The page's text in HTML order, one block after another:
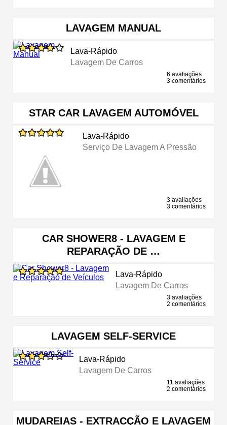
LAVAGEM MANUAL
Lava-Rápido
Lavagem De Carros
6 avaliações
3 comentários
STAR CAR LAVAGEM AUTOMÓVEL
Lava-Rápido
Serviço De Lavagem A Pressão
3 avaliações
3 comentários
CAR SHOWER8 - LAVAGEM E
REPARAÇÃO DE …
Lava-Rápido
Lavagem De Carros
3 avaliações
2 comentários
LAVAGEM SELF-SERVICE
Lava-Rápido
Lavagem De Carros
11 avaliações
2 comentários
MUDAREIAS - EXTRACÇÃO E LAVAGEM